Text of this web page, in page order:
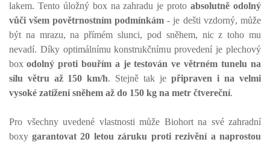
lakem. Tento úložný box na zahradu je proto absolutně odolný
vůči všem povětrnostním podmínkám - je dešti vzdorný, může
být na mrazu, na přímém slunci, pod sněhem, nic z toho mu
nevadí. Díky optimálnímu konstrukčnímu provedení je plechový
box odolný proti bouřím a je testován ve větrném tunelu na
sílu větru až 150 km/h. Stejně tak je připraven i na velmi
vysoké zatížení sněhem až do 150 kg na metr čtvereční.
Pro všechny uvedené vlastnosti může Biohort na své zahradní
boxy garantovat 20 letou záruku proti rezivění a naprostou